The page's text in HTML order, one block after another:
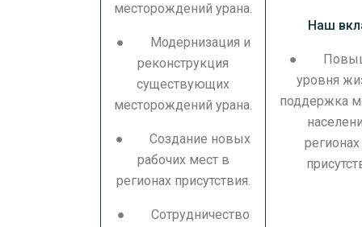
месторождений урана.
● Модернизация и
реконструкция
существующих
месторождений урана.
● Создание новых
рабочих мест в
регионах присутствия.
● Сотрудничество
Наш
●
уровня
поддержка